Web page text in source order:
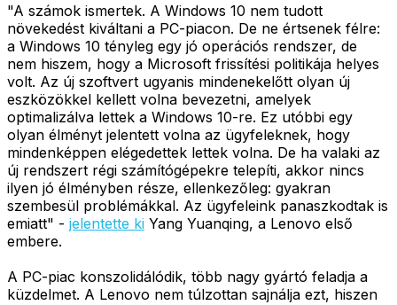
"A számok ismertek. A Windows 10 nem tudott
növekedést kiváltani a PC-piacon. De ne értsenek félre:
a Windows 10 tényleg egy jó operációs rendszer, de
nem hiszem, hogy a Microsoft frissítési politikája helyes
volt. Az új szoftvert ugyanis mindenekelőtt olyan új
eszközökkel kellett volna bevezetni, amelyek
optimalizálva lettek a Windows 10-re. Ez utóbbi egy
olyan élményt jelentett volna az ügyfeleknek, hogy
mindenképpen elégedettek lettek volna. De ha valaki az
új rendszert régi számítógépekre telepíti, akkor nincs
ilyen jó élményben része, ellenkezőleg: gyakran
szembesül problémákkal. Az ügyfeleink panaszkodtak is
emiatt" - jelentette ki Yang Yuanqing, a Lenovo első
embere.
A PC-piac konszolidálódik, több nagy gyártó feladja a
küzdelmet. A Lenovo nem túlzottan sajnálja ezt, hiszen